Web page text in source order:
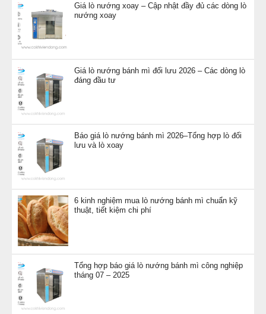
Giá lò nướng xoay – Cập nhật đầy đủ các dòng lò
nướng xoay
Giá lò nướng bánh mì đối lưu 2026 – Các dòng lò
đáng đầu tư
Báo giá lò nướng bánh mì 2026–Tổng hợp lò đối
lưu và lò xoay
6 kinh nghiệm mua lò nướng bánh mì chuẩn kỹ
thuật, tiết kiệm chi phí
Tổng hợp báo giá lò nướng bánh mì công nghiệp
tháng 07 – 2025